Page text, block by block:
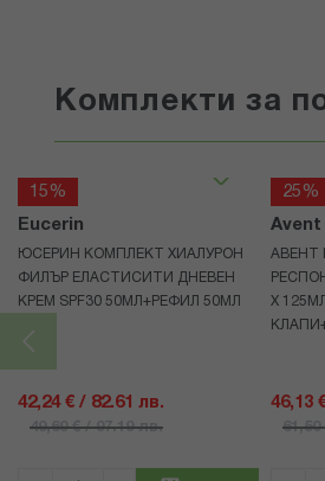
Комплекти за
15%
Eucerin
ЮСЕРИН КОМПЛЕКТ ХИАЛУРОН
ФИЛЪР ЕЛАСТИСИТИ ДНЕВЕН
КРЕМ SPF30 50МЛ+РЕФИЛ 50МЛ
42,24 € / 82.61 лв.
49,69 € / 97.19 лв.
25%
Avent
АВЕНТ
Х
46,13
61,50